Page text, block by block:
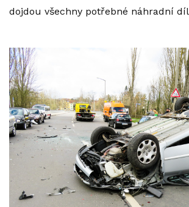
dojdou všechny potřebné náhradní